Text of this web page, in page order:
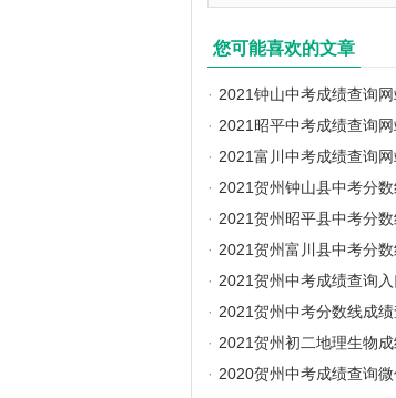
您可能喜欢的文章
· 2021钟山中考成绩查询
· 2021昭平中考成绩查询
· 2021富川中考成绩查询
· 2021贺州钟山县中考分
· 2021贺州昭平县中考分
· 2021贺州富川县中考分
· 2021贺州中考成绩查询
· 2021贺州中考分数线成
· 2021贺州初二地理生物
· 2020贺州中考成绩查询